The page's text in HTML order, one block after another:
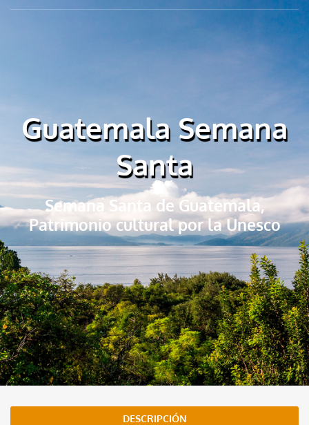
Guatemala Semana
Santa
Semana Santa de Guatemala,
Patrimonio cultural por la Unesco
DESCRIPCIÓN